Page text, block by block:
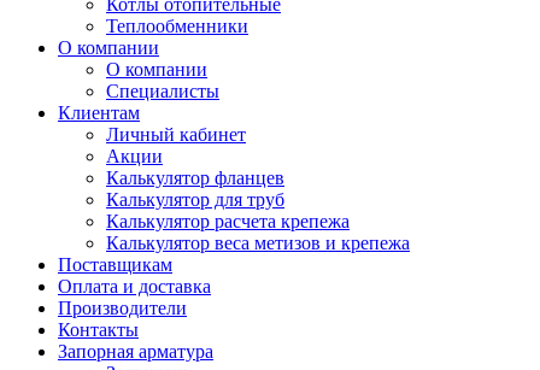
Котлы отопительные
Теплообменники
О компании
О компании
Специалисты
Клиентам
Личный кабинет
Акции
Калькулятор фланцев
Калькулятор для труб
Калькулятор расчета крепежа
Калькулятор веса метизов и крепежа
Поставщикам
Оплата и доставка
Производители
Контакты
Запорная арматура